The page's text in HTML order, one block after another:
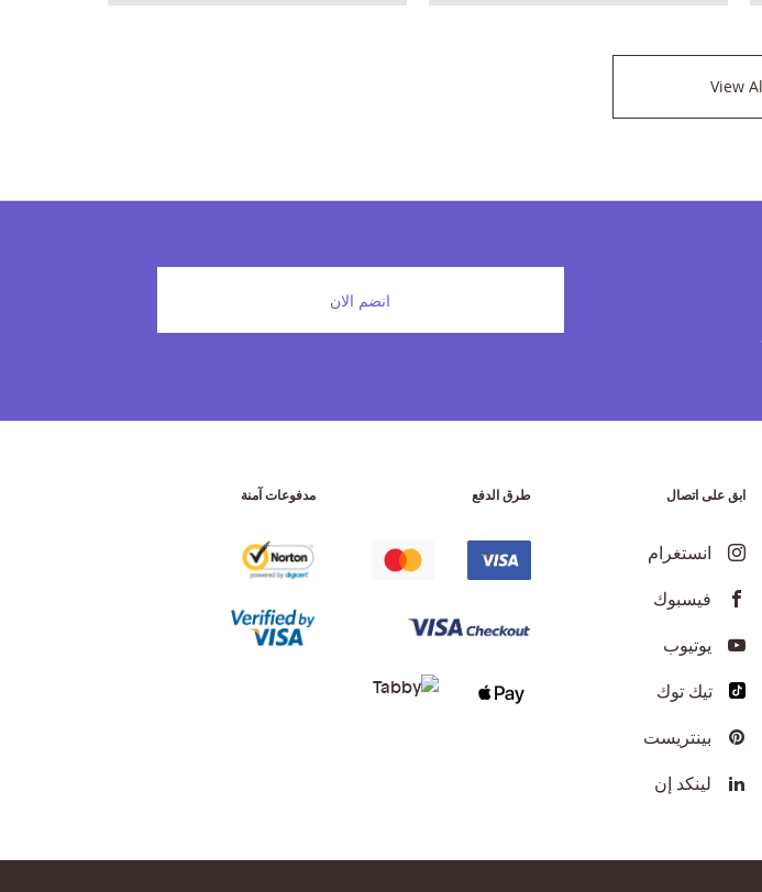
View
انضم الان
ابق على اتصال
انستغرام
فيسبوك
يوتيوب
تيك توك
بينتريست
لينكد إن
طرق الدفع مدفوعات آمنة